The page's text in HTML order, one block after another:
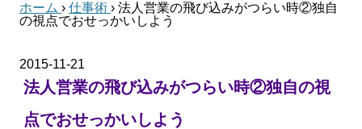
へ
ホーム › 仕事術 › 法人営業の飛び込みがつらい時②独自
の視点でおせっかいしよう
2015-11-21
法人営業の飛び込みがつらい時②独自の視
点でおせっかいしよう